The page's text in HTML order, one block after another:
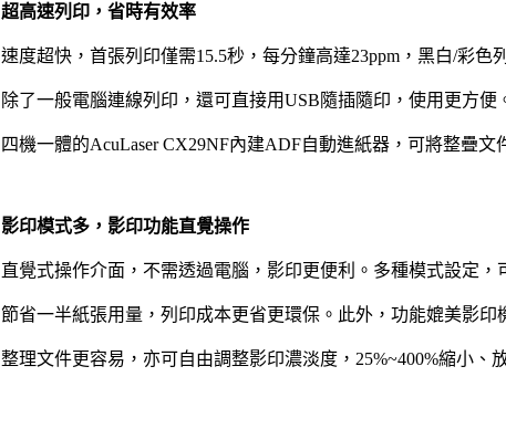
超高速列印，省時有效率
速度超快，首張列印僅需15.5秒，每分鐘高達23ppm，黑白/彩色
除了一般電腦連線列印，還可直接用USB隨插隨印，使用更方便
四機一體的AcuLaser CX29NF內建ADF自動進紙器，可將整疊
影印模式多，影印功能直覺操作
直覺式操作介面，不需透過電腦，影印更便利。多種模式設定
節省一半紙張用量，列印成本更省更環保。此外，功能媲美影印
整理文件更容易，亦可自由調整影印濃淡度，25%~400%縮小、